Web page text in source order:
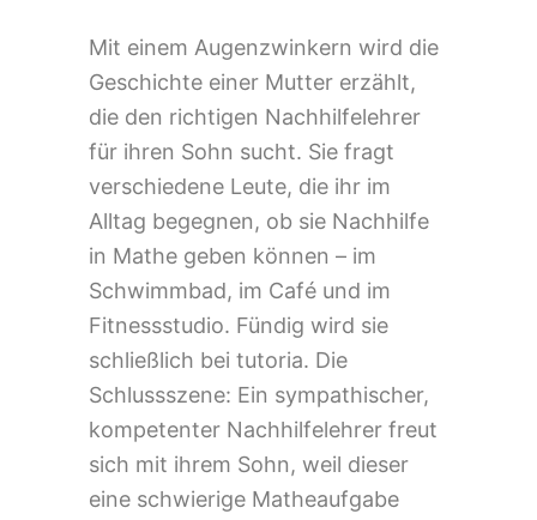
Mit einem Augenzwinkern wird die
Geschichte einer Mutter erzählt,
die den richtigen Nachhilfelehrer
für ihren Sohn sucht. Sie fragt
verschiedene Leute, die ihr im
Alltag begegnen, ob sie Nachhilfe
in Mathe geben können – im
Schwimmbad, im Café und im
Fitnessstudio. Fündig wird sie
schließlich bei tutoria. Die
Schlussszene: Ein sympathischer,
kompetenter Nachhilfelehrer freut
sich mit ihrem Sohn, weil dieser
eine schwierige Matheaufgabe